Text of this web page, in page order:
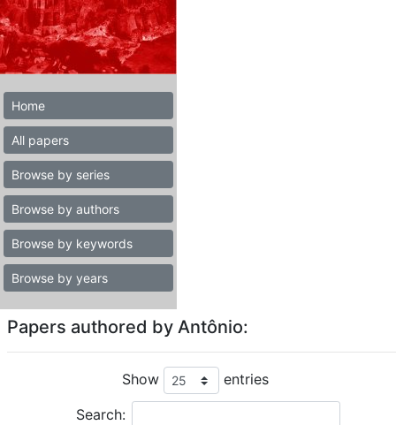
Home
All papers
Browse by series
Browse by authors
Browse by keywords
Browse by years
Papers authored by Antônio:
Show entries
Search: